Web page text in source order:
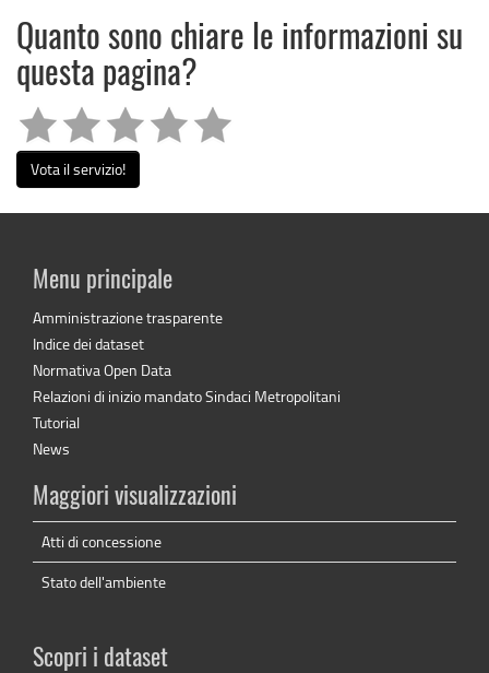
Quanto sono chiare le informazioni su
questa pagina?
Vota il servizio!
Menu principale
Amministrazione trasparente
Indice dei dataset
Normativa Open Data
Relazioni di inizio mandato Sindaci Metropolitani
Tutorial
News
Maggiori visualizzazioni
Atti di concessione
Stato dell'ambiente
Scopri i dataset